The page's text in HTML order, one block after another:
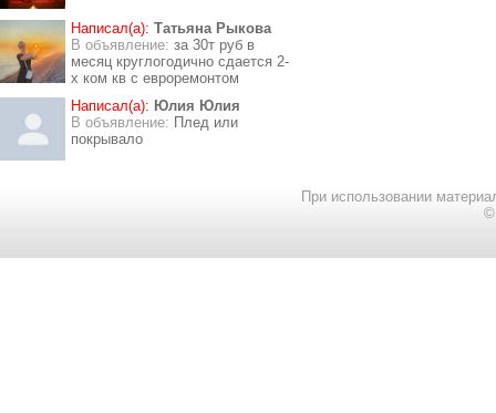
Написал(а): Татьяна Рыкова
В объявление: за 30т руб в
месяц круглогодично сдается 2-
х ком кв с евроремонтом
Написал(а): Юлия Юлия
В объявление: Плед или
покрывало
При использовании